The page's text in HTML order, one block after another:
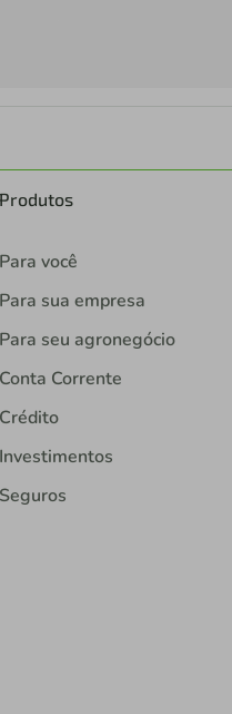
Produtos
Para você
Para sua empresa
Para seu agronegócio
Conta Corrente
Crédito
Investimentos
Seguros